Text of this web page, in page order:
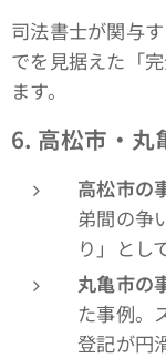
司法書士が関与
でを見据えた「
ます。
6. 高松市・丸
高松市の
弟間の争
り」とし
丸亀市の
た事例。
登記が円